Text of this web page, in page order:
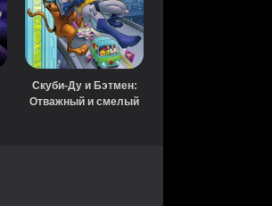
Скуби-Ду и Бэтмен:
Отважный и смелый